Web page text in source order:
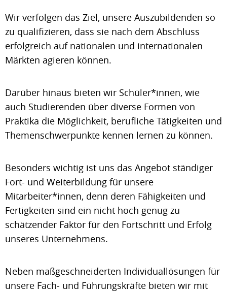
Wir verfolgen das Ziel, unsere Auszubildenden so
zu qualifizieren, dass sie nach dem Abschluss
erfolgreich auf nationalen und internationalen
Märkten agieren können.
Darüber hinaus bieten wir Schüler*innen, wie
auch Studierenden über diverse Formen von
Praktika die Möglichkeit, berufliche Tätigkeiten und
Themenschwerpunkte kennen lernen zu können.
Besonders wichtig ist uns das Angebot ständiger
Fort- und Weiterbildung für unsere
Mitarbeiter*innen, denn deren Fähigkeiten und
Fertigkeiten sind ein nicht hoch genug zu
schätzender Faktor für den Fortschritt und Erfolg
unseres Unternehmens.
Neben maßgeschneiderten Individuallösungen für
unsere Fach- und Führungskräfte bieten wir mit